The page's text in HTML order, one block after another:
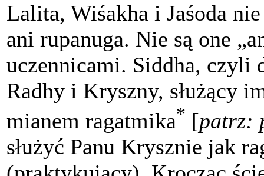
Lalita, Wiśakha i Jaśoda
ani rupanuga. Nie są one
uczennicami. Siddha, czyli
Radhy i Kryszny, służący
mianem ragatmika* [patrz:
służyć Panu Krysznie jak